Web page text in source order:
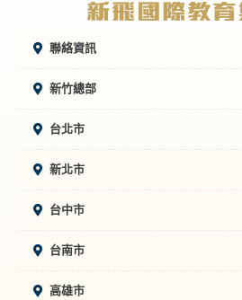
聯絡資訊
新竹總部
台北市
新北市
台中市
台南市
高雄市